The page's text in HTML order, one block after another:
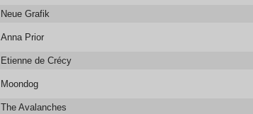
Neue Grafik
Anna Prior
Etienne de Crécy
Moondog
The Avalanches